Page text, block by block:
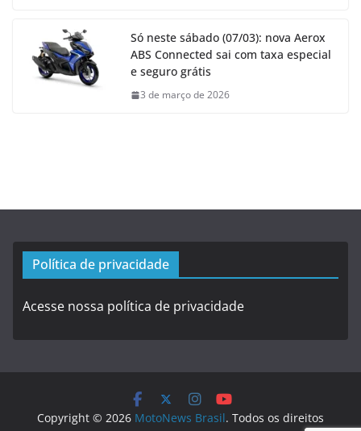
Só neste sábado (07/03): nova Aerox
ABS Connected sai com taxa especial
e seguro grátis
3 de março de 2026
Política de privacidade
Acesse nossa política de privacidade
Copyright © 2026 MotoNews Brasil. Todos os direitos